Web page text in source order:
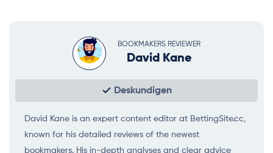
BOOKMAKERS REVIEWER
David Kane
Deskundigen
David Kane is an expert content editor at BettingSite.cc,
known for his detailed reviews of the newest
bookmakers. His in-depth analyses and clear advice